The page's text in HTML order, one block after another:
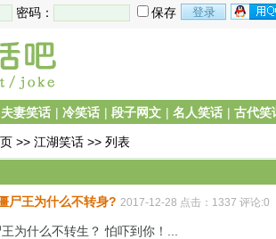
密码： 保存
夫妻笑话 | 冷笑话 | 段子网文 | 名人笑话 | 古代笑
>> 江湖笑话 >> 列表
尸王为什么不转身? 2017-12-28 点击：1337 评论:0
为什么不转生？ 怕吓到你！...